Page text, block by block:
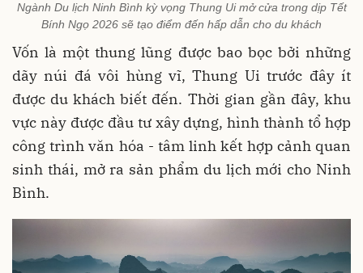
Ngành Du lịch Ninh Bình kỳ vọng Thung Ui mở cửa trong dịp Tết
Bính Ngọ 2026 sẽ tạo điểm đến hấp dẫn cho du khách
Vốn là một thung lũng được bao bọc bởi những
dãy núi đá vôi hùng vĩ, Thung Ui trước đây ít
được du khách biết đến. Thời gian gần đây, khu
vực này được đầu tư xây dựng, hình thành tổ hợp
công trình văn hóa - tâm linh kết hợp cảnh quan
sinh thái, mở ra sản phẩm du lịch mới cho Ninh
Bình.